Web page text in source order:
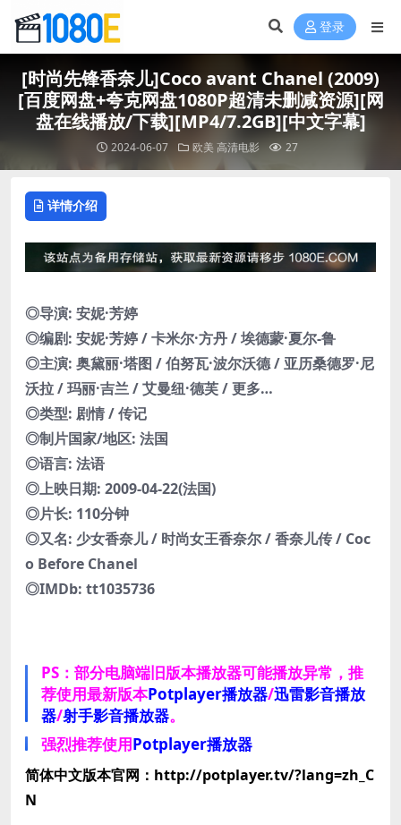
登录
[时尚先锋香奈儿]Coco avant Chanel (2009)
[百度网盘+夸克网盘1080P超清未删减资源][网
盘在线播放/下载][MP4/7.2GB][中文字幕]
2024-06-07 欧美 高清电影 27
详情介绍
◎导演: 安妮·芳婷
◎编剧: 安妮·芳婷 / 卡米尔·方丹 / 埃德蒙·夏尔-鲁
◎主演: 奥黛丽·塔图 / 伯努瓦·波尔沃德 / 亚历桑德罗·尼
沃拉 / 玛丽·吉兰 / 艾曼纽·德芙 / 更多…
◎类型: 剧情 / 传记
◎制片国家/地区: 法国
◎语言: 法语
◎上映日期: 2009-04-22(法国)
◎片长: 110分钟
◎又名: 少女香奈儿 / 时尚女王香奈尔 / 香奈儿传 / Coc
o Before Chanel
◎IMDb: tt1035736
PS：部分电脑端旧版本播放器可能播放异常，推
荐使用最新版本Potplayer播放器/迅雷影音播放
器/射手影音播放器。
强烈推荐使用Potplayer播放器
简体中文版本官网：http://potplayer.tv/?lang=zh_C
N